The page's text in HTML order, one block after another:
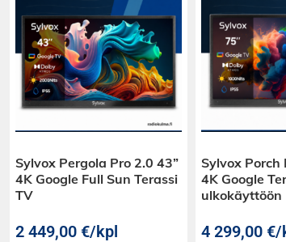
Sylvox Pergola Pro 2.0 43”
4K Google Full Sun Terassi
TV
2 449,00 €/kpl
Sylvox Porch
4K Google
ulkokäyttöön
4 299,00 €/